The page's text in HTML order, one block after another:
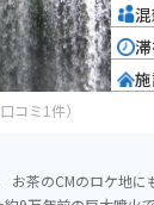
口コミ1件）
お茶のCMのロケ地に
混
滞
施